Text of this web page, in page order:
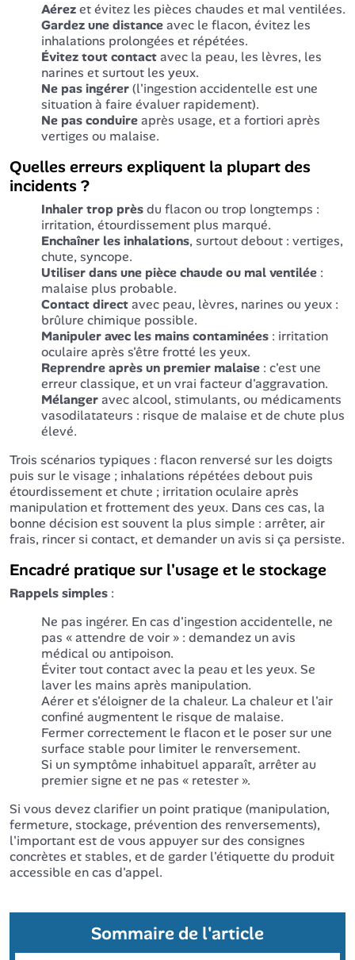
Aérezet évitez les pièces chaudes et mal ventilées.
Gardez une distanceavec le flacon, évitez les
inhalations prolongées et répétées.
Évitez tout contactavec la peau, les lèvres, les
narines et surtout les yeux.
Ne pas ingérer(l'ingestion accidentelle est une
situation à faire évaluer rapidement).
Ne pas conduireaprès usage, et a fortiori après
vertiges ou malaise.
Quelles erreurs expliquent la plupart des
incidents ?
Inhaler trop prèsdu flacon ou trop longtemps :
irritation, étourdissement plus marqué.
Enchaîner les inhalations, surtout debout : vertiges,
chute, syncope.
Utiliser dans une pièce chaude ou mal ventilée :
malaise plus probable.
Contact directavec peau, lèvres, narines ou yeux :
brûlure chimique possible.
Manipuler avec les mains contaminées : irritation
oculaire après s'être frotté les yeux.
Reprendre après un premier malaise : c'est une
erreur classique, et un vrai facteur d'aggravation.
Mélangeravec alcool, stimulants, ou médicaments
vasodilatateurs : risque de malaise et de chute plus
élevé.
Trois scénarios typiques : flacon renversé sur les doigts
puis sur le visage ; inhalations répétées debout puis
étourdissement et chute ; irritation oculaire après
manipulation et frottement des yeux. Dans ces cas, la
bonne décision est souvent la plus simple : arrêter, air
frais, rincer si contact, et demander un avis si ça persiste.
Encadré pratique sur l'usage et le stockage
Rappels simples :
Ne pas ingérer. En cas d'ingestion accidentelle, ne
pas « attendre de voir » : demandez un avis
médical ou antipoison.
Éviter tout contact avec la peau et les yeux. Se
laver les mains après manipulation.
Aérer et s'éloigner de la chaleur. La chaleur et l'air
confiné augmentent le risque de malaise.
Fermer correctement le flacon et le poser sur une
surface stable pour limiter le renversement.
Si un symptôme inhabituel apparaît, arrêter au
premier signe et ne pas « retester ».
Si vous devez clarifier un point pratique (manipulation,
fermeture, stockage, prévention des renversements),
l'important est de vous appuyer sur des consignes
concrètes et stables, et de garder l'étiquette du produit
accessible en cas d'appel.
Sommaire de l'article